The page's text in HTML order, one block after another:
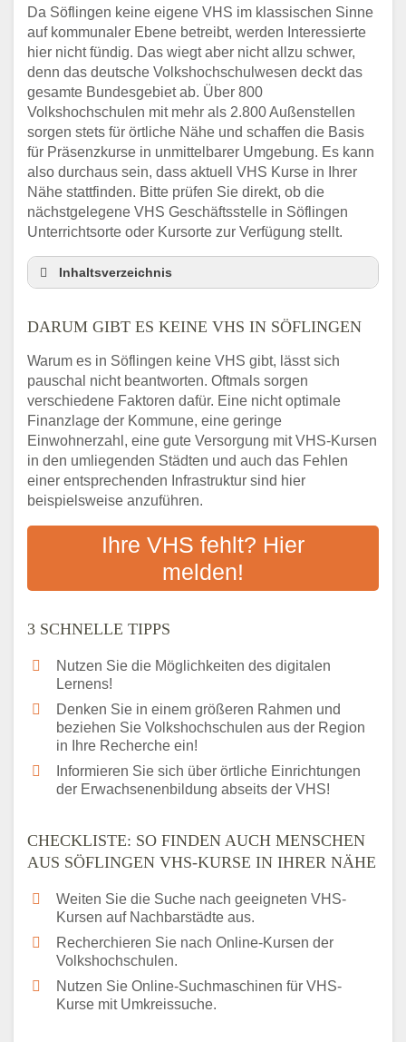
Da Söflingen keine eigene VHS im klassischen Sinne
auf kommunaler Ebene betreibt, werden Interessierte
hier nicht fündig. Das wiegt aber nicht allzu schwer,
denn das deutsche Volkshochschulwesen deckt das
gesamte Bundesgebiet ab. Über 800
Volkshochschulen mit mehr als 2.800 Außenstellen
sorgen stets für örtliche Nähe und schaffen die Basis
für Präsenzkurse in unmittelbarer Umgebung. Es kann
also durchaus sein, dass aktuell VHS Kurse in Ihrer
Nähe stattfinden. Bitte prüfen Sie direkt, ob die
nächstgelegene VHS Geschäftsstelle in Söflingen
Unterrichtsorte oder Kursorte zur Verfügung stellt.
Inhaltsverzeichnis
3 schnelle Tipps
Söflingen VHS-Kurse in Ihrer Nähe
Abendschule in der Region rund um
Söflingen
VHS steht für Erwachsenenbildung
Online-Kurse: Alternative Angebote zum
VHS-Kurs
Vor- und Nachteile von Online-Kursen
Bildungsangeboten an
Das bundesweite Volkshochschulwesen
DARUM GIBT ES KEINE VHS IN SÖFLINGEN
Warum es in Söflingen keine VHS gibt, lässt sich
pauschal nicht beantworten. Oftmals sorgen
verschiedene Faktoren dafür. Eine nicht optimale
Finanzlage der Kommune, eine geringe
Einwohnerzahl, eine gute Versorgung mit VHS-Kursen
in den umliegenden Städten und auch das Fehlen
einer entsprechenden Infrastruktur sind hier
beispielsweise anzuführen.
Ihre VHS fehlt? Hier
melden!
3 SCHNELLE TIPPS
Nutzen Sie die Möglichkeiten des digitalen
Lernens!
Denken Sie in einem größeren Rahmen und
beziehen Sie Volkshochschulen aus der Region
in Ihre Recherche ein!
Informieren Sie sich über örtliche Einrichtungen
der Erwachsenenbildung abseits der VHS!
CHECKLISTE: SO FINDEN AUCH MENSCHEN
AUS SÖFLINGEN VHS-KURSE IN IHRER NÄHE
Weiten Sie die Suche nach geeigneten VHS-
Kursen auf Nachbarstädte aus.
Recherchieren Sie nach Online-Kursen der
Volkshochschulen.
Nutzen Sie Online-Suchmaschinen für VHS-
Kurse mit Umkreissuche.